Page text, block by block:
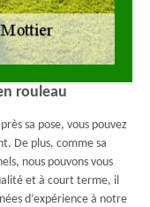
rouleau
sa pose, vous pouvez
De plus, comme sa
nous pouvons vous
et à court terme, il
d’expérience à notre